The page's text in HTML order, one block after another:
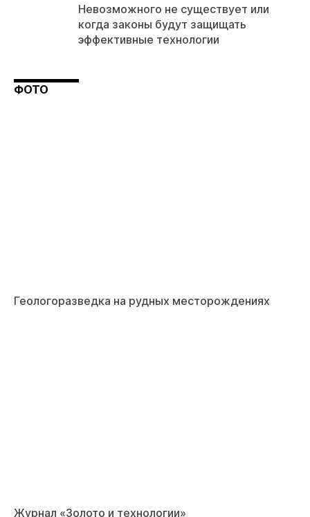
Невозможного не существует или
когда законы будут защищать
эффективные технологии
ФОТО
Геологоразведка на рудных месторождениях
Журнал «Золото и технологии»